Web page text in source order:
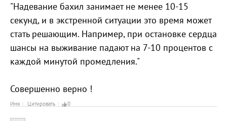
"Надевание бахил занимает не менее 10-15
секунд, и в экстренной ситуации это время может
стать решающим. Например, при остановке сердца
шансы на выживание падают на 7-10 процентов с
каждой минутой промедления."
Совершенно верно !
Имя Цитировать 0